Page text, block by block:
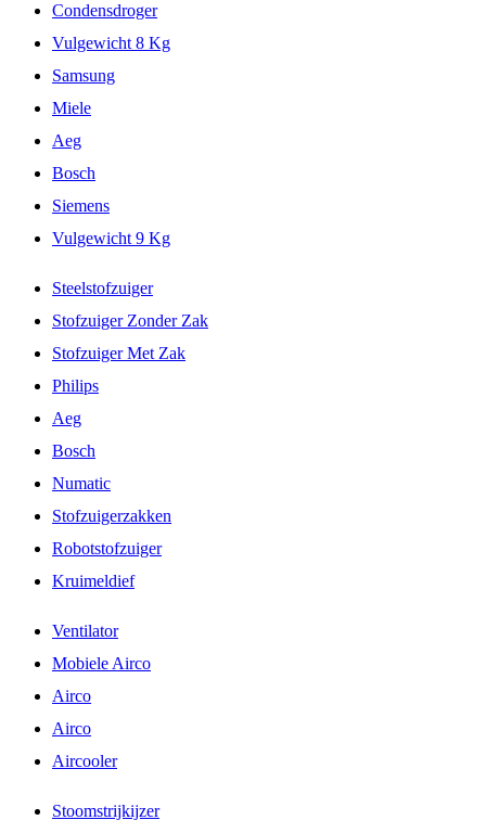
Condensdroger
Vulgewicht 8 Kg
Samsung
Miele
Aeg
Bosch
Siemens
Vulgewicht 9 Kg
Steelstofzuiger
Stofzuiger Zonder Zak
Stofzuiger Met Zak
Philips
Aeg
Bosch
Numatic
Stofzuigerzakken
Robotstofzuiger
Kruimeldief
Ventilator
Mobiele Airco
Airco
Airco
Aircooler
Stoomstrijkijzer